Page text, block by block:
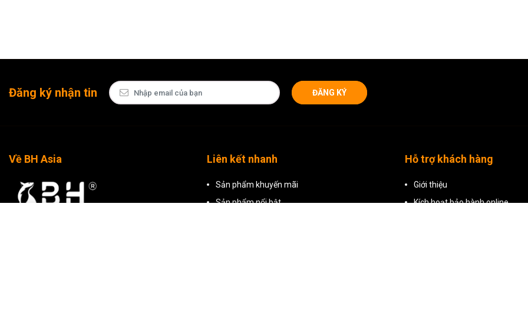
Đăng ký nhận tin ĐĂNG KÝ
Về BH Asia Liên kết nhanh
Sản phẩm khuyến mãi
Sản phẩm nổi bật
Hỗ trợ khách hàng
Giới thiệu
Kích hoạt bảo hành online